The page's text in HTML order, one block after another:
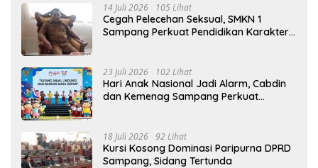
14 Juli 2026 105 Lihat
Cegah Pelecehan Seksual, SMKN 1
Sampang Perkuat Pendidikan Karakter
23 Juli 2026 102 Lihat
Hari Anak Nasional Jadi Alarm, Cabdin
dan Kemenag Sampang Perkuat
18 Juli 2026 92 Lihat
Kursi Kosong Dominasi Paripurna DPRD
Sampang, Sidang Tertunda